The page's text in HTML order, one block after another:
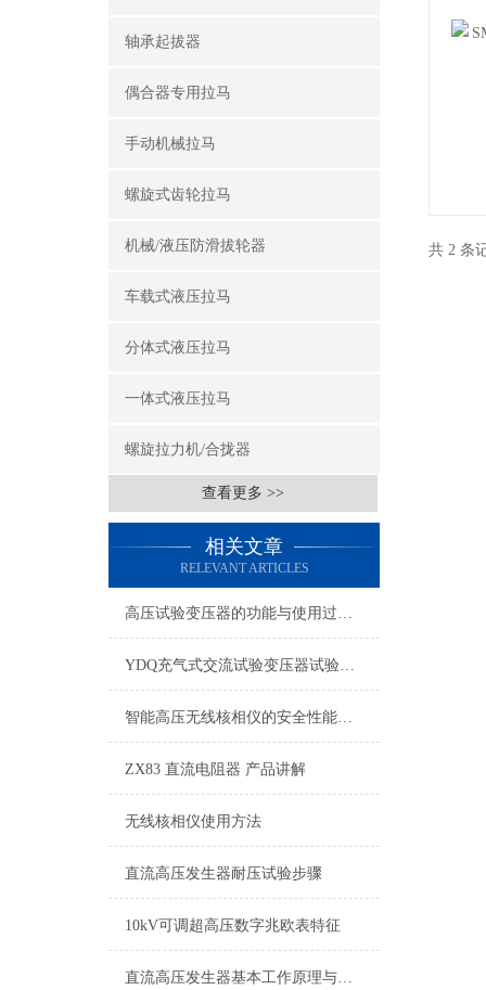
轴承起拔器
偶合器专用拉马
手动机械拉马
螺旋式齿轮拉马
机械/液压防滑拔轮器
车载式液压拉马
分体式液压拉马
一体式液压拉马
螺旋拉力机/合拢器
查看更多 >>
相关文章
RELEVANT ARTICLES
高压试验变压器的功能与使用过程介绍
YDQ充气式交流试验变压器试验注意事项
智能高压无线核相仪的安全性能标准探讨
ZX83 直流电阻器 产品讲解
无线核相仪使用方法
直流高压发生器耐压试验步骤
10kV可调超高压数字兆欧表特征
直流高压发生器基本工作原理与操作步骤汇编
共 2 条